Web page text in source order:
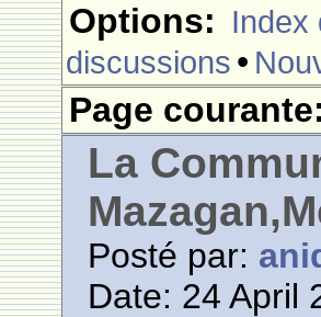
Options: Index
discussions •
Page courante:
La
Posté par:
Date: 24 April